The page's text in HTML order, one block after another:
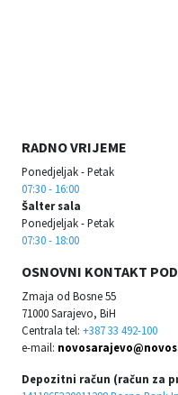
RADNO VRIJEME
Ponedjeljak - Petak
07:30 - 16:00
Šalter sala
Ponedjeljak - Petak
07:30 - 18:00
OSNOVNI KONTAKT
Zmaja od Bosne 55
71000 Sarajevo, BiH
Centrala tel: +387 33 492-100
e-mail:
Depozitni račun (račun za